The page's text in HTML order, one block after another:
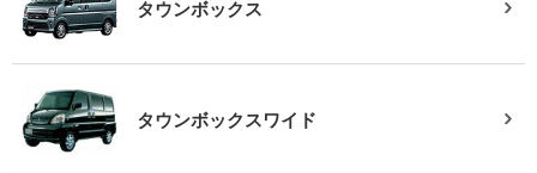
タウンボックス
タウンボックスワイド